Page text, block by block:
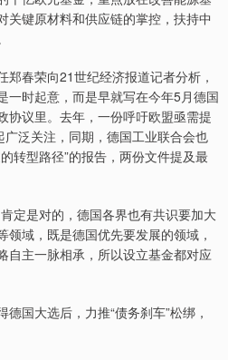
关键原材料和供应链的掌控，扶持中
春荣向21世纪经济报道记者分析，
一时起意，而是早就写在今年5月德国
协议里。去年，一份呼吁欧盟亟需提
广泛关注，同期，德国工业联合会也
转型路径”的报告，两份文件提及最
是对的，德国各界也有共识要加大
域，既是德国优先要发展的领域，
自主一脉相承，所以设立基金都对应
国大选后，力推“债务刹车”松绑，